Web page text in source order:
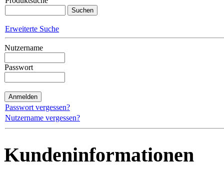
Erweiterte Suche
Nutzername
Passwort
Passwort vergessen?
Nutzername vergessen?
Kundeninformationen